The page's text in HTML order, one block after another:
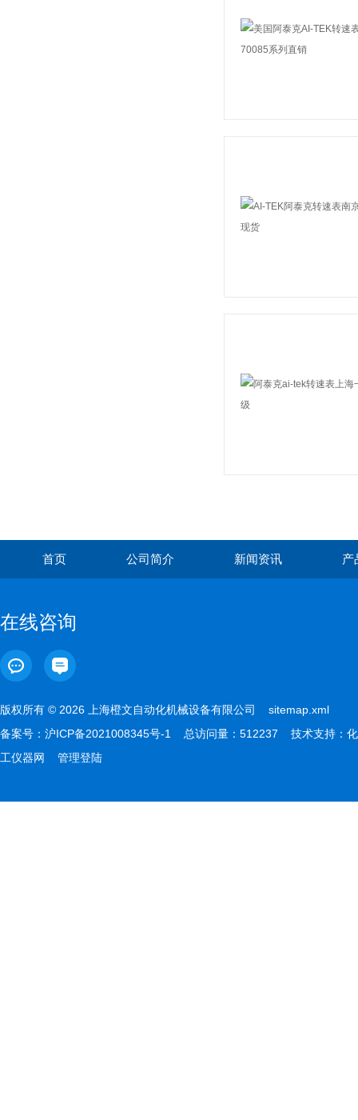
首页 公司简介 新闻资讯 产
在线咨询
版权所有 © 2026 上海橙文自动化机械设备有限公司 sitemap.xml
备案号： 沪ICP备2021008345号-1 总访问量：512237 技术支持： 化
工仪器网
管理登陆